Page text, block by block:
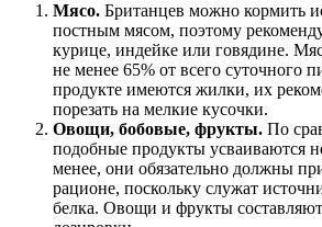
Мясо. Британцев можно кормить
постным мясом, поэтому
курице, индейке или говядине.
не менее 65% от всего суточного
продукте имеются жилки, их
порезать на мелкие кусочки.
Овощи, бобовые, фрукты. По
подобные продукты усваиваются
менее, они обязательно должны
рационе, поскольку служат
белка. Овощи и фрукты